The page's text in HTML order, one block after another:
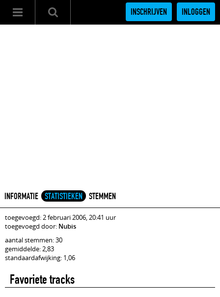
INSCHRIJVEN INLOGGEN
INFORMATIE STATISTIEKEN STEMMEN
toegevoegd: 2 februari 2006, 20:41 uur
toegevoegd door: Nubis
aantal stemmen: 30
gemiddelde: 2,83
standaardafwijking: 1,06
Favoriete tracks